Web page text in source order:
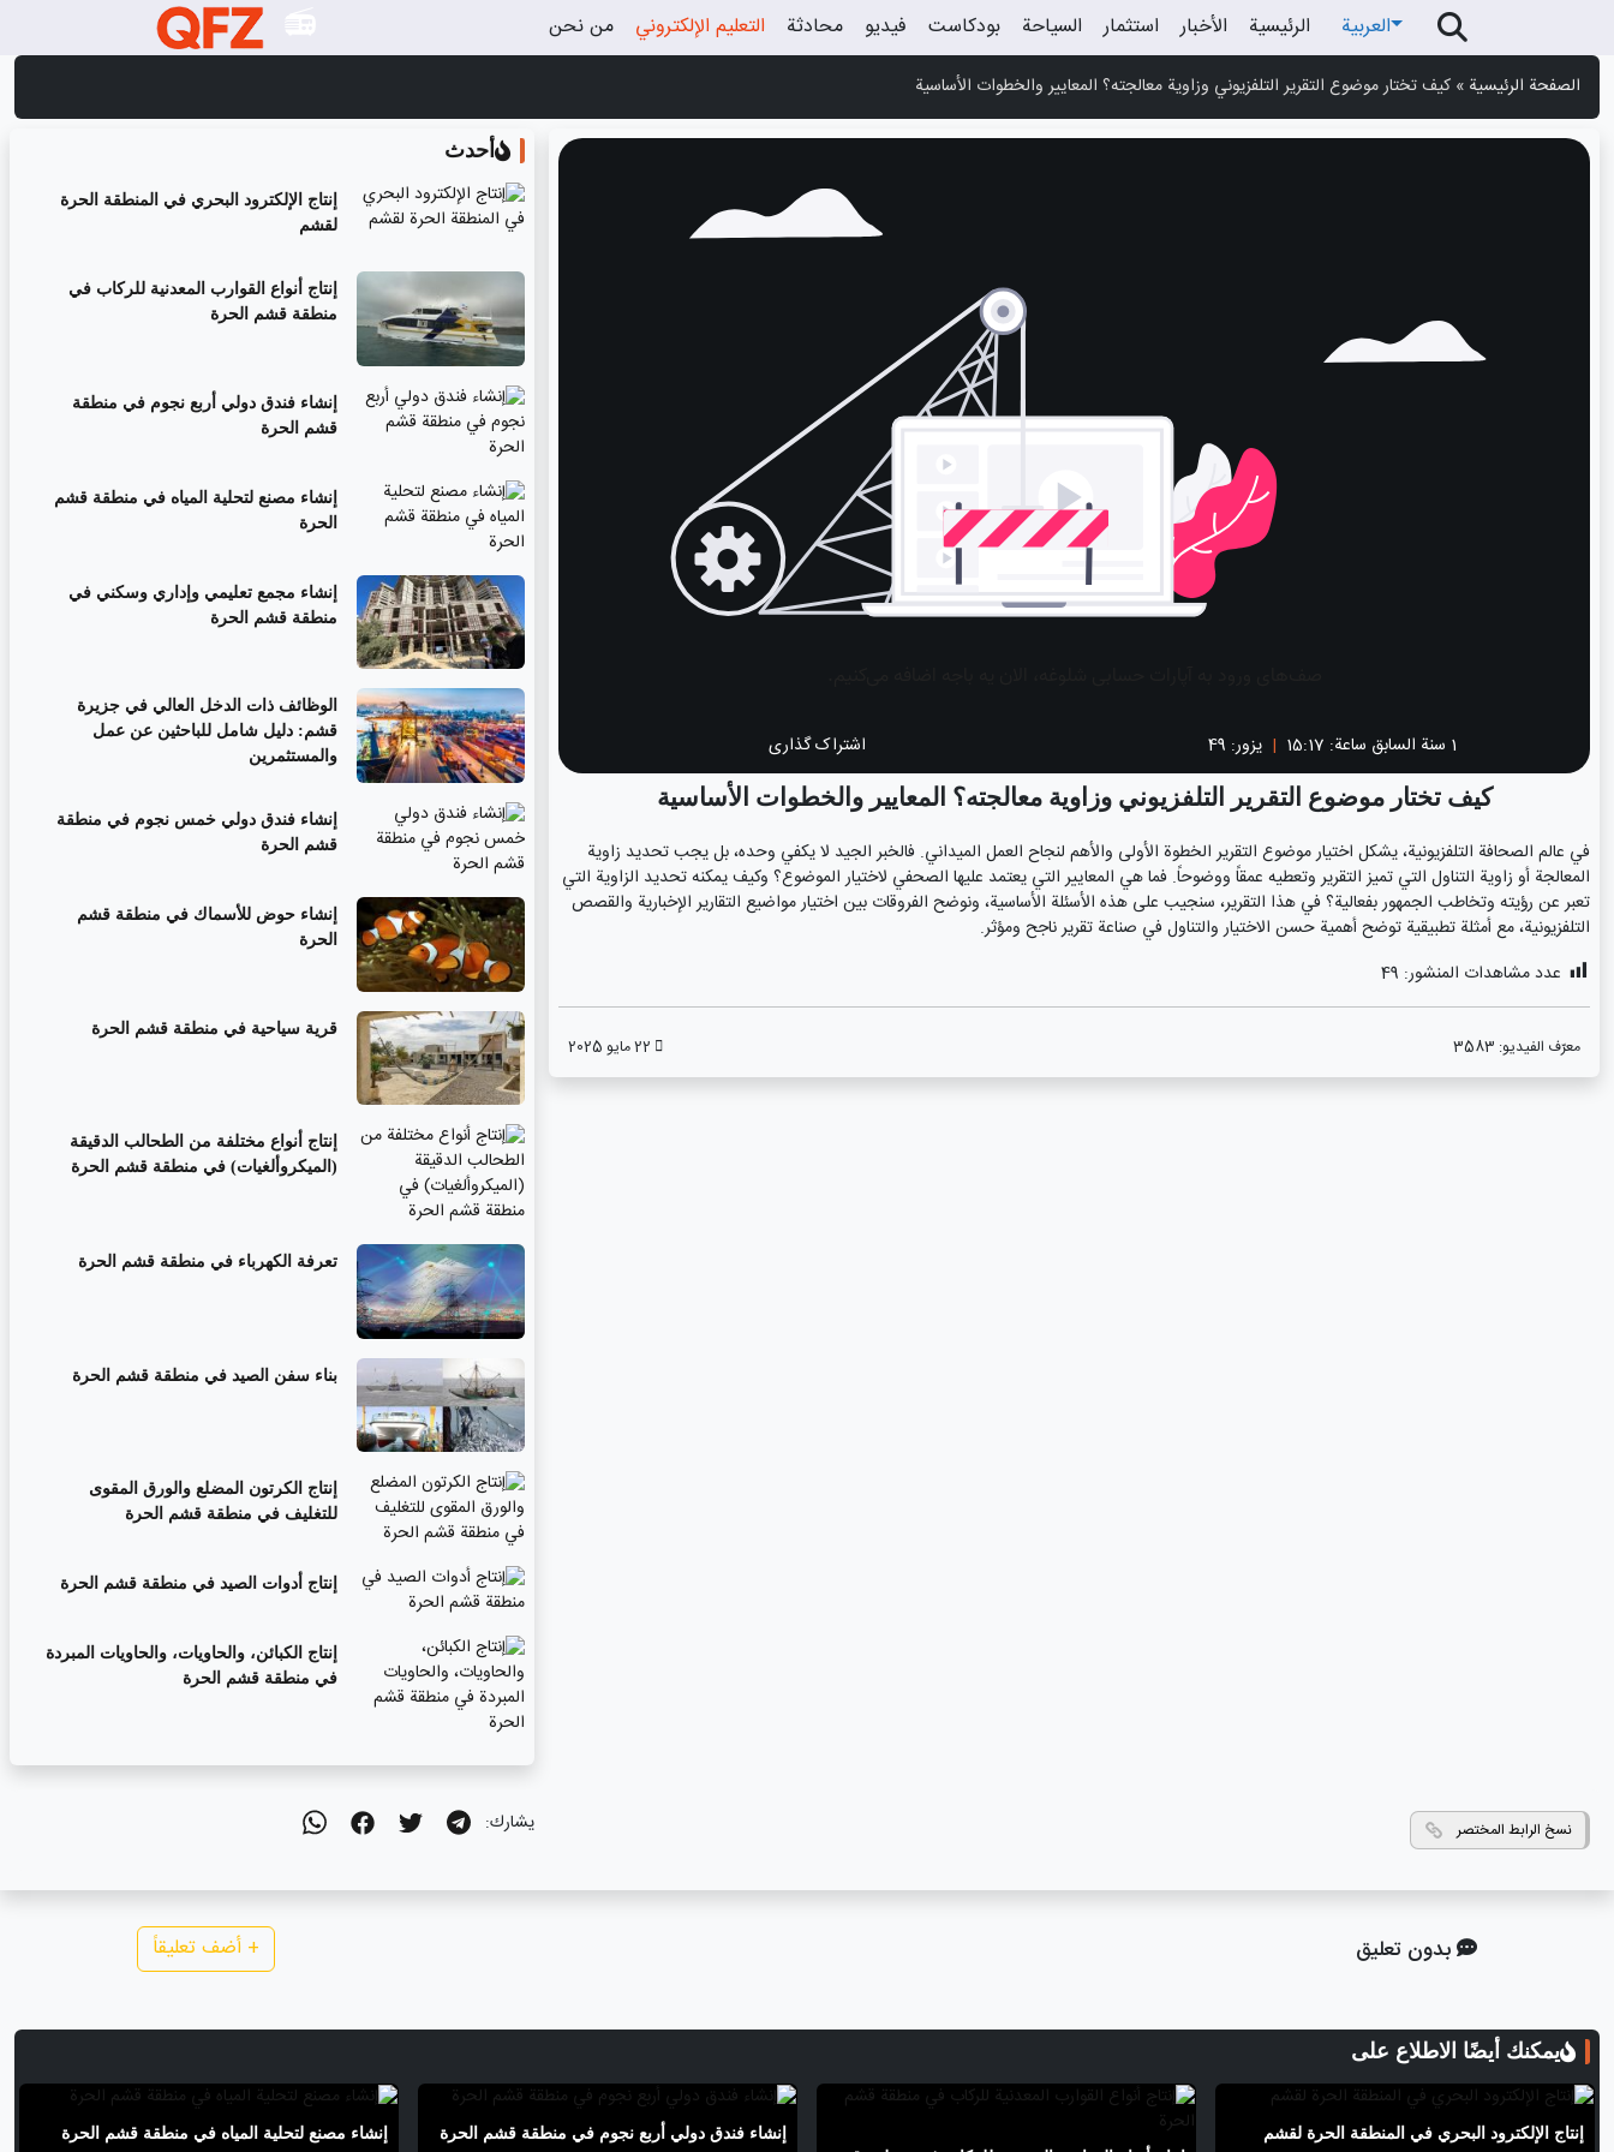
العربية الرئیسیة الأخبار استثمار السياحة بودكاست فيديو محادثة التعليم الإلكتروني من نحن
الصفحة الرئيسية » كيف تختار موضوع التقرير التلفزيوني وزاوية معالجته؟ المعايير والخطوات الأساسية
1 سنة السابق ساعة: 15:17
| يزور: 49 اشتراک گذاری
كيف تختار موضوع التقرير التلفزيوني وزاوية معالجته؟ المعايير والخطوات الأساسية
في عالم الصحافة التلفزيونية، يشكل اختيار موضوع التقرير الخطوة الأولى والأهم لنجاح العمل الميداني. فالخبر الجيد لا يكفي وحده، بل يجب تحديد زاوية
المعالجة أو زاوية التناول التي تميز التقرير وتعطيه عمقاً ووضوحاً. فما هي المعايير التي يعتمد عليها الصحفي لاختيار الموضوع؟ وكيف يمكنه تحديد الزاوية التي
تعبر عن رؤيته وتخاطب الجمهور بفعالية؟ في هذا التقرير، سنجيب على هذه الأسئلة الأساسية، ونوضح الفروقات بين اختيار مواضيع التقارير الإخبارية والقصص
التلفزيونية، مع أمثلة تطبيقية توضح أهمية حسن الاختيار والتناول في صناعة تقرير ناجح ومؤثر.
عدد مشاهدات المنشور: 49
معرّف الفيديو:
أحدث
إنتاج الإلكترود البحري في المنطقة الحرة
لقشم
إنتاج أنواع القوارب المعدنية للركاب في
منطقة قشم الحرة
إنشاء فندق دولي أربع نجوم في منطقة
قشم الحرة
إنشاء مصنع لتحلية المياه في منطقة قشم
الحرة
إنشاء مجمع تعليمي وإداري وسكني في
منطقة قشم الحرة
الوظائف ذات الدخل العالي في جزيرة
قشم: دليل شامل للباحثين عن عمل
والمستثمرين
إنشاء فندق دولي خمس نجوم في منطقة
قشم الحرة
إنشاء حوض للأسماك في منطقة قشم
الحرة
قرية سياحية في منطقة قشم الحرة
إنتاج أنواع مختلفة من الطحالب الدقيقة
(الميكروألغيات) في منطقة قشم الحرة
تعرفة الكهرباء في منطقة قشم الحرة
بناء سفن الصيد في منطقة قشم الحرة
إنتاج الكرتون المضلع والورق المقوى
للتغليف في منطقة قشم الحرة
إنتاج أدوات الصيد في منطقة قشم الحرة
إنتاج الكبائن، والحاويات، والحاويات المبردة
في منطقة قشم الحرة
نسخ الرابط المختصر يشارك:
بدون تعليق + أضف تعليقاً
يمكنك أيضًا الاطلاع على
إنتاج الإلكترود البحري في المنطقة الحرة لقشم
إنشاء فندق دولي أربع نجوم في منطقة قشم الحرة إنشاء مصنع لتحلية المياه في منطقة قشم الحرة